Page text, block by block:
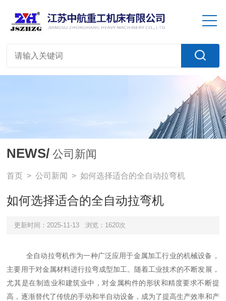
NEWS/ 公司新闻
首页 >公司新闻 > 如何选择适合的全自动拉弯机
如何选择适合的全自动拉弯机
更新时间：2025-11-13 浏览：1620次
全自动拉弯机作为一种广泛应用于金属加工行业的机械设备，
主要用于对金属材料进行拉弯成型加工。随着工业技术的不断发展，
尤其是在制造业和建筑业中，对金属构件的形状和精度要求不断提
高，逐渐替代了传统的手动和半自动设备，成为了提高生产效率和产